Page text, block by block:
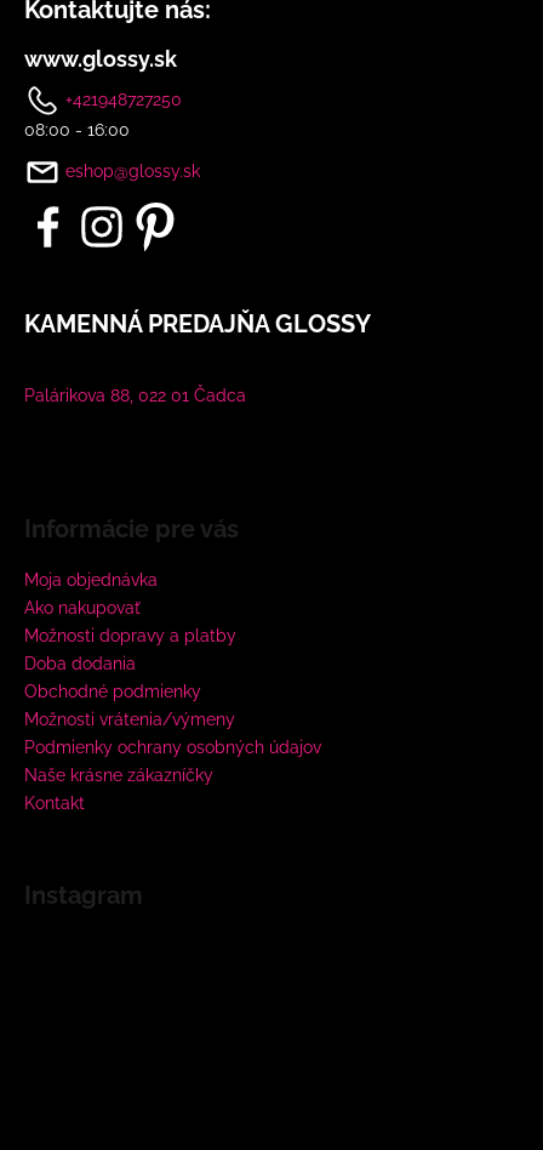
Kontaktujte nás:
www.glossy.sk
+421948727250
08:00 - 16:00
eshop@glossy.sk
KAMENNÁ PREDAJŇA GLOSSY
Palárikova 88, 022 01 Čadca
Informácie pre vás
Moja objednávka
Ako nakupovať
Možnosti dopravy a platby
Doba dodania
Obchodné podmienky
Možnosti vrátenia/výmeny
Podmienky ochrany osobných údajov
Naše krásne zákazníčky
Kontakt
Instagram